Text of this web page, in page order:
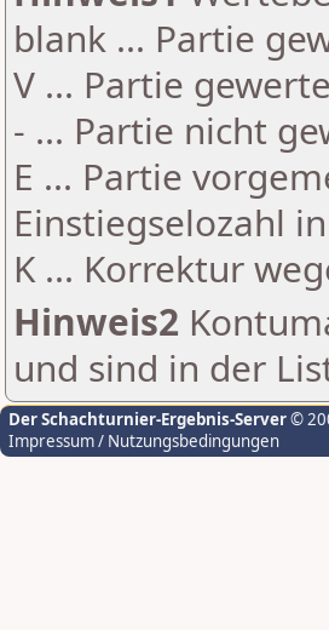
blank ... Partie
V ... Partie
- ... Partie nicht
E ... Partie
Einstiegselozahl
K ... Korrektur
Hinweis2
und sind in der
Der Schachturnier-Ergebnis-Server©
Impressum / Nutzungsbedingungen